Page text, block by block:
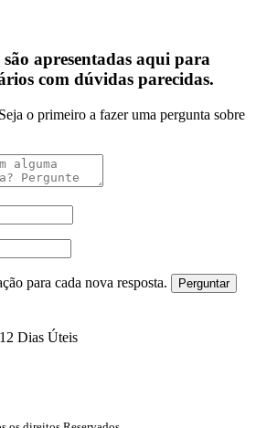
apresentadas aqui para
com dúvidas parecidas.
o primeiro a fazer uma pergunta sobre
para cada nova resposta.
Dias Úteis